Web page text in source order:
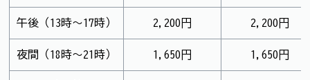
午後（13時～17時） 2,200円 2,200円
夜間（18時～21時） 1,650円 1,650円